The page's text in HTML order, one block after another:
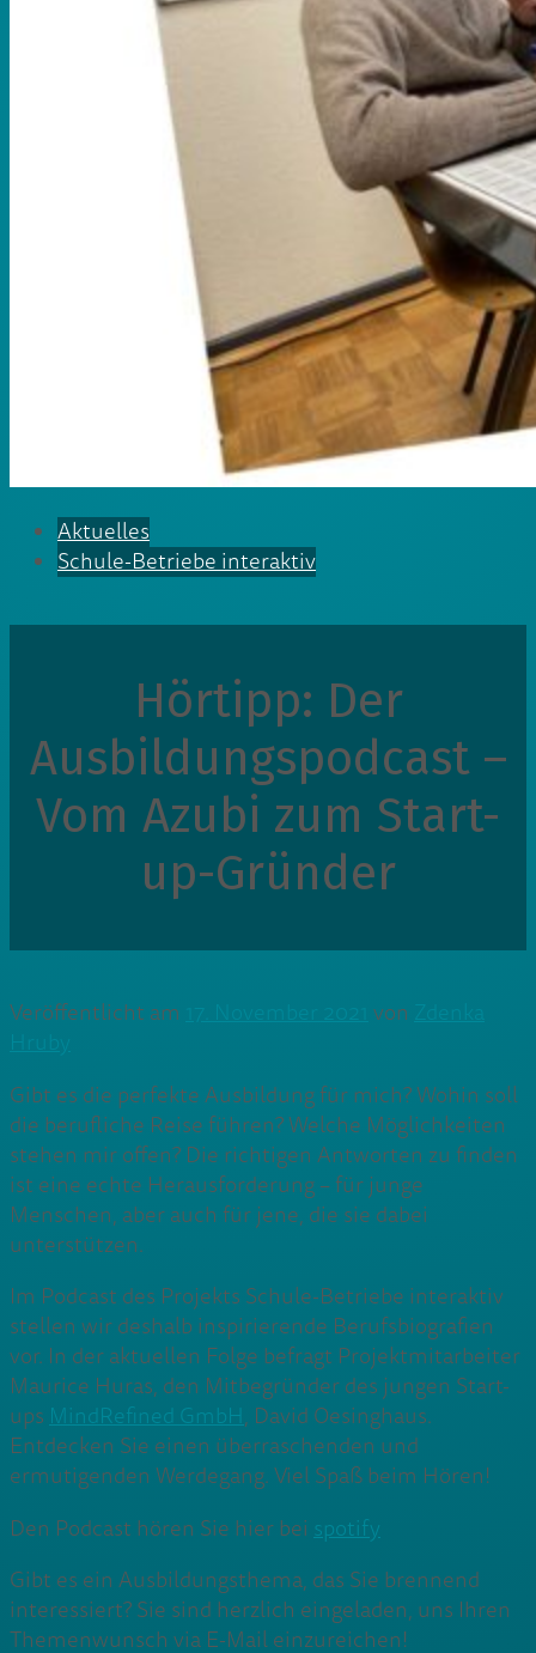
Aktuelles
Schule-Betriebe interaktiv
Hörtipp: Der
Ausbildungspodcast –
Vom Azubi zum Start-
up-Gründer
Veröffentlicht am von
Gibt es die perfekte Ausbildung für mich? Wohin soll
die berufliche Reise führen? Welche Möglichkeiten
stehen mir offen? Die richtigen Antworten zu finden
ist eine echte Herausforderung – für junge
Menschen, aber auch für jene, die sie dabei
unterstützen.
Im Podcast des Projekts Schule-Betriebe interaktiv
stellen wir deshalb inspirierende Berufsbiografien
vor. In der aktuellen Folge befragt Projektmitarbeiter
Maurice Huras, den Mitbegründer des jungen Start-
ups MindRefined GmbH, David Oesinghaus.
Entdecken Sie einen überraschenden und
ermutigenden Werdegang. Viel Spaß beim Hören!
Den Podcast hören Sie hier bei spotify
Gibt es ein Ausbildungsthema, das Sie brennend
interessiert? Sie sind herzlich eingeladen, uns Ihren
Themenwunsch via E-Mail einzureichen!